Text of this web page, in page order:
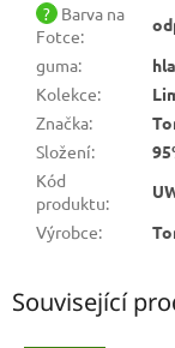
? Barva na
Fotce:
guma:
Kolekce:
Značka:
Složení:
Kód
produktu:
Výrobce:
Související